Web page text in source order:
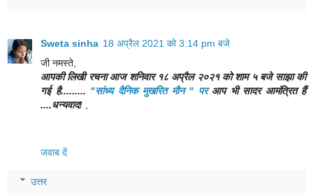
Sweta sinha 18 अप्रैल 2021 को 3:14 pm बजे
जी नमस्ते,
आपकी लिखी रचना आज शनिवार १८ अप्रैल २०२१ को शाम ५ बजे साझा की
गई है......... "सांध्य दैनिक मुखरित मौन " पर आप भी सादर आमंत्रित हैं
....धन्यवाद! ,
जवाब दें
उत्तर